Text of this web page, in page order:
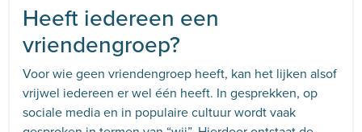
Heeft iedereen een
vriendengroep?
Voor wie geen vriendengroep heeft, kan het lijken alsof
vrijwel iedereen er wel één heeft. In gesprekken, op
sociale media en in populaire cultuur wordt vaak